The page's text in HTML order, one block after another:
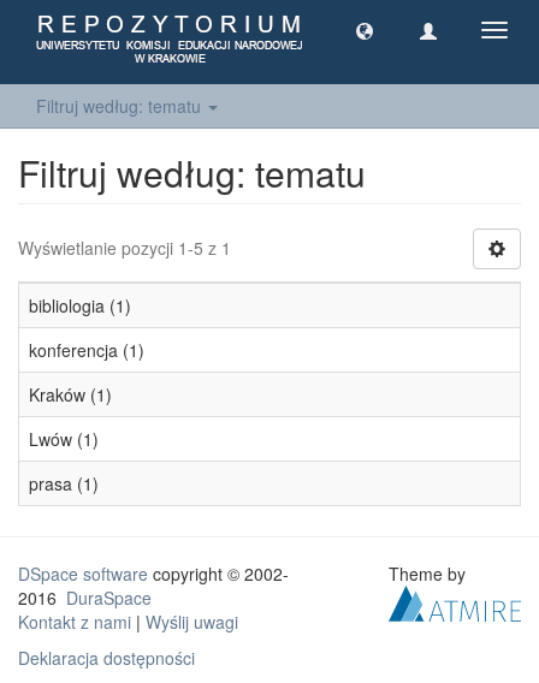
Filtruj według: tematu
Filtruj według: tematu
Wyświetlanie pozycji 1-5 z 1
bibliologia (1)
konferencja (1)
Kraków (1)
Lwów (1)
prasa (1)
DSpace software copyright © 2002-
2016 DuraSpace
Kontakt z nami | Wyślij uwagi
Deklaracja dostępności
Theme by